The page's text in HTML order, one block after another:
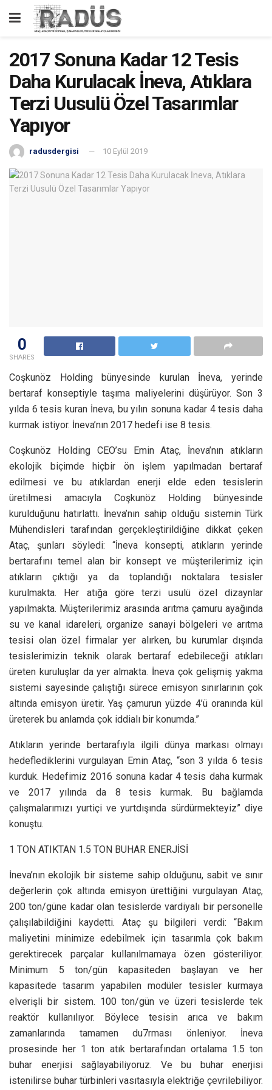
2017 Sonuna Kadar 12 Tesis
Daha Kurulacak İneva, Atıklara
Terzi Uusulü Özel Tasarımlar
Yapıyor
radusdergisi 10 Eylül 2019
0
SHARES
Coşkunöz Holding bünyesinde kurulan İneva, yerinde
bertaraf konseptiyle taşıma maliyelerini düşürüyor. Son 3
yılda 6 tesis kuran İneva, bu yılın sonuna kadar 4 tesis daha
kurmak istiyor. İneva’nın 2017 hedefi ise 8 tesis.
Coşkunöz Holding CEO’su Emin Ataç, İneva’nın atıkların
ekolojik biçimde hiçbir ön işlem yapılmadan bertaraf
edilmesi ve bu atıklardan enerji elde eden tesislerin
üretilmesi amacıyla Coşkunöz Holding bünyesinde
kurulduğunu hatırlattı. İneva’nın sahip olduğu sistemin Türk
Mühendisleri tarafından gerçekleştirildiğine dikkat çeken
Ataç, şunları söyledi: “İneva konsepti, atıkların yerinde
bertarafını temel alan bir konsept ve müşterilerimiz için
atıkların çıktığı ya da toplandığı noktalara tesisler
kurulmakta. Her atığa göre terzi usulü özel dizaynlar
yapılmakta. Müşterilerimiz arasında arıtma çamuru ayağında
su ve kanal idareleri, organize sanayi bölgeleri ve arıtma
tesisi olan özel firmalar yer alırken, bu kurumlar dışında
tesislerimizin teknik olarak bertaraf edebileceği atıkları
üreten kuruluşlar da yer almakta. İneva çok gelişmiş yakma
sistemi sayesinde çalıştığı sürece emisyon sınırlarının çok
altında emisyon üretir. Yaş çamurun yüzde 4’ü oranında kül
üreterek bu anlamda çok iddialı bir konumda.”
Atıkların yerinde bertarafıyla ilgili dünya markası olmayı
hedeflediklerini vurgulayan Emin Ataç, “son 3 yılda 6 tesis
kurduk. Hedefimiz 2016 sonuna kadar 4 tesis daha kurmak
ve 2017 yılında da 8 tesis kurmak. Bu bağlamda
çalışmalarımızı yurtiçi ve yurtdışında sürdürmekteyiz” diye
konuştu.
1 TON ATIKTAN 1.5 TON BUHAR ENERJİSİ
İneva’nın ekolojik bir sisteme sahip olduğunu, sabit ve sınır
değerlerin çok altında emisyon ürettiğini vurgulayan Ataç,
200 ton/güne kadar olan tesislerde vardiyalı bir personelle
çalışılabildiğini kaydetti. Ataç şu bilgileri verdi: “Bakım
maliyetini minimize edebilmek için tasarımla çok bakım
gerektirecek parçalar kullanılmamaya özen gösteriliyor.
Minimum 5 ton/gün kapasiteden başlayan ve her
kapasitede tasarım yapabilen modüler tesisler kurmaya
elverişli bir sistem. 100 ton/gün ve üzeri tesislerde tek
reaktör kullanılıyor. Böylece tesisin arıca ve bakım
zamanlarında tamamen du7rması önleniyor. İneva
prosesinde her 1 ton atık bertarafından ortalama 1.5 ton
buhar enerjisi sağlayabiliyoruz. Ve bu buhar enerjisi
istenilirse buhar türbinleri vasıtasıyla elektriğe çevrilebiliyor.